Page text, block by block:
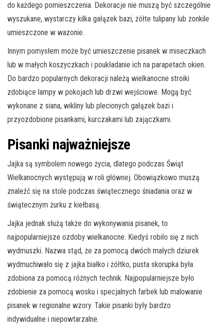
do każdego pomieszczenia. Dekoracje nie muszą być szczególnie
wyszukane, wystarczy kilka gałązek bazi, żółte tulipany lub żonkile
umieszczone w wazonie.
Innym pomysłem może być umieszczenie pisanek w miseczkach
lub w małych koszyczkach i poukładanie ich na parapetach okien.
Do bardzo popularnych dekoracji należą wielkanocne stroiki
zdobiące lampy w pokojach lub drzwi wejściowe. Mogą być
wykonane z siana, wikliny lub plecionych gałązek bazi i
przyozdobione pisankami, kurczakami lub zajączkami.
Pisanki najważniejsze
Jajka są symbolem nowego życia, dlatego podczas Świąt
Wielkanocnych występują w roli głównej. Obowiązkowo muszą
znaleźć się na stole podczas świątecznego śniadania oraz w
świątecznym żurku z kiełbasą.
Jajka jednak służą także do wykonywania pisanek, to
najpopularniejsze ozdoby wielkanocne. Kiedyś robiło się z nich
wydmuszki. Nazwa stąd, że za pomocą dwóch małych dziurek
wydmuchiwało się z jajka białko i żółtko, pusta skorupka była
zdobiona za pomocą różnych technik. Najpopularniejsze było
zdobienie za pomocą wosku i specjalnych farbek lub malowanie
pisanek w regionalne wzory. Takie pisanki były bardzo
indywidualne i niepowtarzalne.